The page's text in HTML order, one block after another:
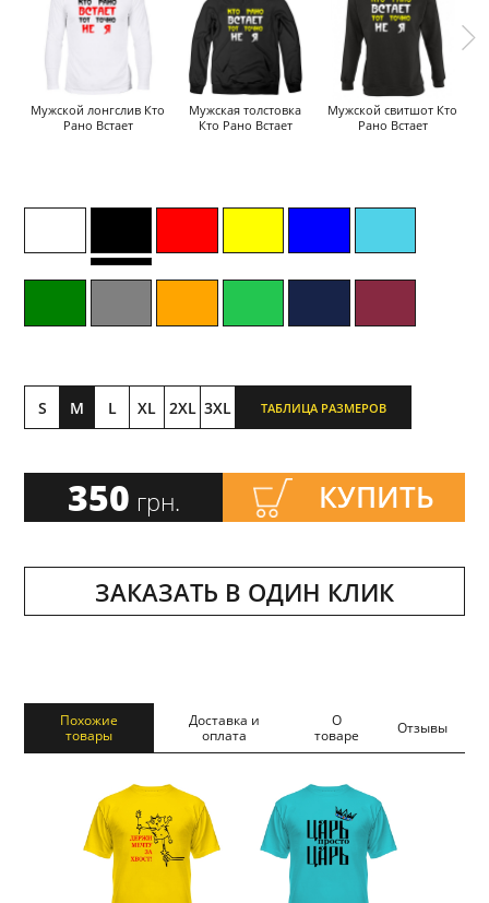
Мужской лонгслив Кто
Рано Встает
Мужская толстовка
Кто Рано Встает
Мужской свитшот Кто
Рано Встает
S M L XL 2XL 3XL ТАБЛИЦА РАЗМЕРОВ
350 грн. КУПИТЬ
ЗАКАЗАТЬ В ОДИН КЛИК
Похожие
товары
Доставка и
оплата
О
товаре
Отзывы